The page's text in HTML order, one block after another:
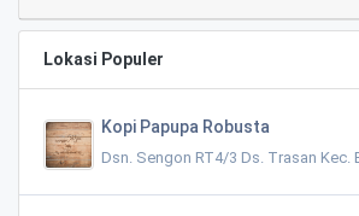
Lokasi Populer
Kopi Papupa Robusta
Dsn. Sengon RT4/3 Ds. Trasan Kec.